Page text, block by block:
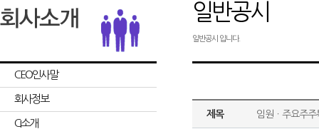
CEO인사말
회사정보
CI소개
일반공시
일반공시 입니다.
제목 임원ㆍ주요주